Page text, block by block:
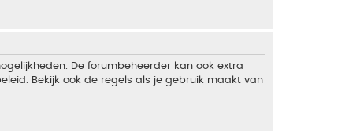
De forumbeheerder kan ook extra
Bekijk ook de regels als je gebruik maakt van